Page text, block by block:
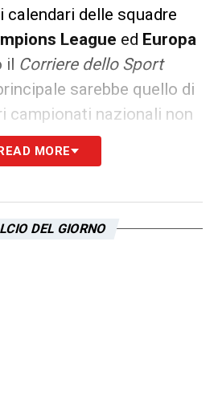
calendari delle squadre
League ed Europa
il Corriere dello Sport
sarebbe quello di
campionati nazionali non
comporterebbe al
dei due tornei. Bisognerà
MORE
DEL GIORNO